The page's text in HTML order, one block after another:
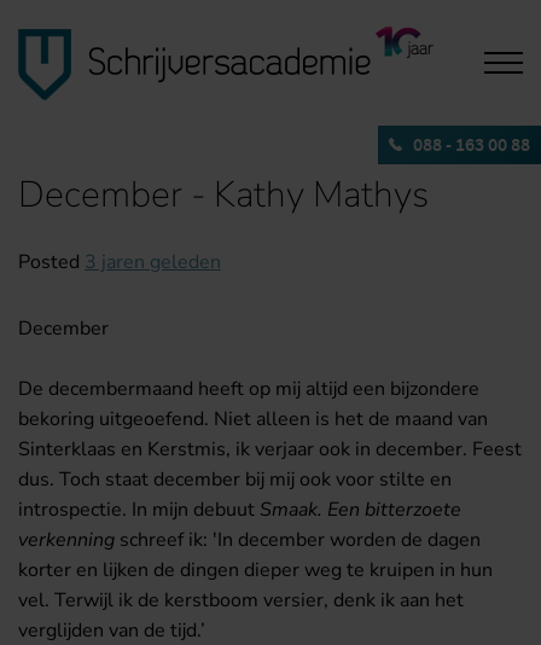
088 - 163 00 88
December - Kathy Mathys
Posted 3 jaren geleden
December
De decembermaand heeft op mij altijd een bijzondere
bekoring uitgeoefend. Niet alleen is het de maand van
Sinterklaas en Kerstmis, ik verjaar ook in december. Feest
dus. Toch staat december bij mij ook voor stilte en
introspectie. In mijn debuut Smaak. Een bitterzoete
verkenning schreef ik: 'In december worden de dagen
korter en lijken de dingen dieper weg te kruipen in hun
vel. Terwijl ik de kerstboom versier, denk ik aan het
verglijden van de tijd.’